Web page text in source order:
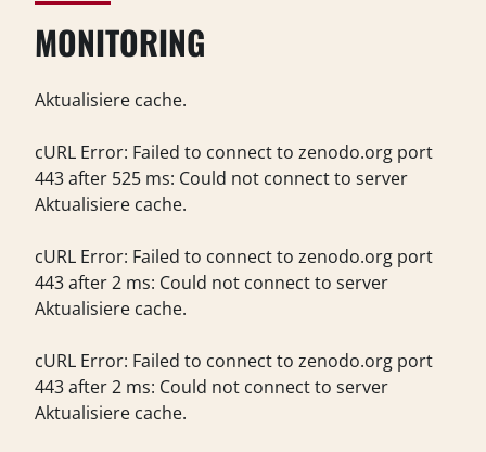
MONITORING
Aktualisiere cache.
cURL Error: Failed to connect to zenodo.org port
443 after 525 ms: Could not connect to server
Aktualisiere cache.
cURL Error: Failed to connect to zenodo.org port
443 after 2 ms: Could not connect to server
Aktualisiere cache.
cURL Error: Failed to connect to zenodo.org port
443 after 2 ms: Could not connect to server
Aktualisiere cache.